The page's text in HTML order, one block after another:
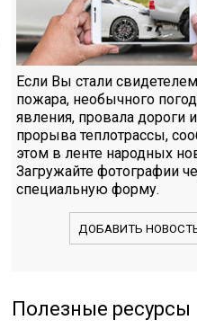
Если Вы стали
пожара, необычного
явления, провала дороги
прорыва теплотрассы,
этом в ленте народных
Загружайте фотографии
специальную форму.
ДОБАВИТЬ
Полезные ресурсы